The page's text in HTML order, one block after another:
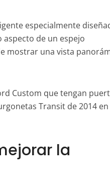
especialmente
de un espejo
mostrar una vista
Custom que tengan
Transit de 2014 en
la